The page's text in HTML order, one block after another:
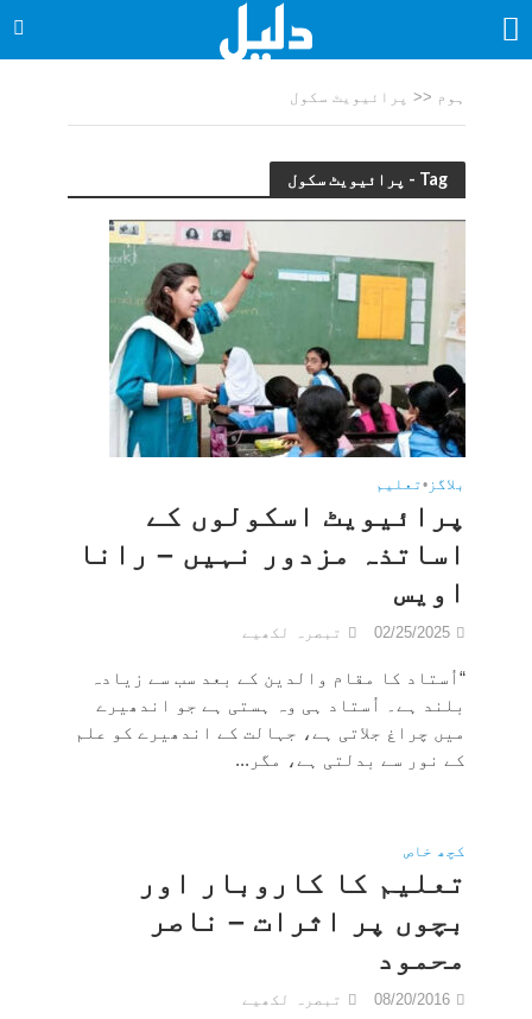
ہوم << پرائیویٹ سکول
Tag - پرائیویٹ سکول
بلاگز•تعلیم
پرائیویٹ اسکولوں کے
اساتذہ مزدور نہیں – رانا
اویس
02/25/2025 تبصرہ لکھیے
“اُستاد کا مقام والدین کے بعد سب سے زیادہ
بلند ہے۔ اُستاد ہی وہ ہستی ہے جو اندھیرے
میں چراغ جلاتی ہے، جہالت کے اندھیرے کو علم
کے نور سے بدلتی ہے، مگر...
کچھ خاص
تعلیم کا کاروبار اور
بچوں پر اثرات – ناصر
محمود
08/20/2016 تبصرہ لکھیے